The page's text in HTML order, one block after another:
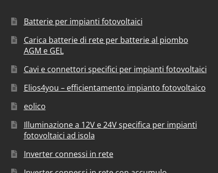
Batterie per impianti fotovoltaici
Carica batterie di rete per batterie al piombo
AGM e GEL
Cavi e connettori specifici per impianti fotovoltaici
Elios4you – efficientamento impianto fotovoltaico
eolico
Illuminazione a 12V e 24V specifica per impianti
fotovoltaici ad isola
Inverter connessi in rete